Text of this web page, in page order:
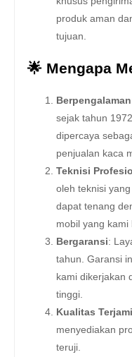
produk aman
tujuan.
🌟 Mengapa
Berpengalaman
sejak tahun
dipercaya
penjualan kaca
Teknisi
oleh teknisi
dapat tenang
mobil yang kami
Bergaransi:
tahun. Garansi
kami dikerjakan
tinggi.
Kualitas
menyediakan
teruji.